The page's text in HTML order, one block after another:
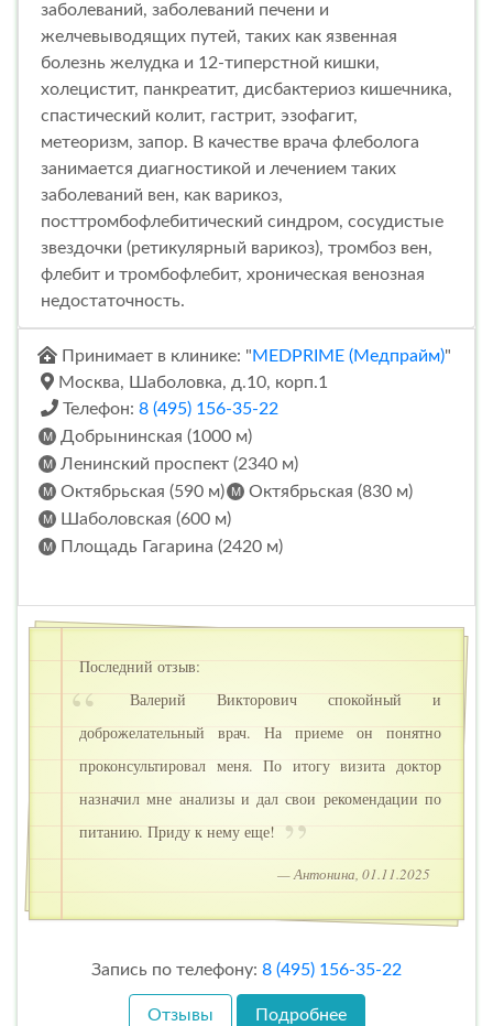
заболеваний, заболеваний печени и
желчевыводящих путей, таких как язвенная
болезнь желудка и 12-типерстной кишки,
холецистит, панкреатит, дисбактериоз кишечника,
спастический колит, гастрит, эзофагит,
метеоризм, запор. В качестве врача флеболога
занимается диагностикой и лечением таких
заболеваний вен, как варикоз,
посттромбофлебитический синдром, сосудистые
звездочки (ретикулярный варикоз), тромбоз вен,
флебит и тромбофлебит, хроническая венозная
недостаточность.
Принимает в клинике: "MEDPRIME (Медпрайм)"
Москва, Шаболовка, д.10, корп.1
Телефон: 8 (495) 156-35-22
Добрынинская (1000 м)
Ленинский проспект (2340 м)
Октябрьская (590 м)
Октябрьская (830 м)
Шаболовская (600 м)
Площадь Гагарина (2420 м)
Последний отзыв:
Валерий Викторович спокойный и
доброжелательный врач. На приеме он понятно
проконсультировал меня. По итогу визита доктор
назначил мне анализы и дал свои рекомендации по
питанию. Приду к нему еще!
— Антонина, 01.11.2025
Запись по телефону: 8 (495) 156-35-22
Отзывы Подробнее